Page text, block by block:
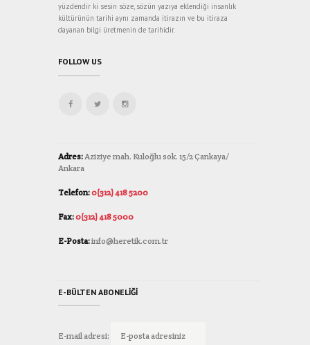
yüzdendir ki sesin söze, sözün yazıya eklendiği insanlık
kültürünün tarihi aynı zamanda itirazın ve bu itiraza
dayanan bilgi üretmenin de tarihidir.
FOLLOW US
Adres: Aziziye mah. Kuloğlu sok. 15/2 Çankaya/
Ankara
Telefon:0(312) 418 5200
Fax:0(312) 418 5000
E-Posta:info@heretik.com.tr
E-BÜLTEN ABONELIĞI
E-mail adresi: